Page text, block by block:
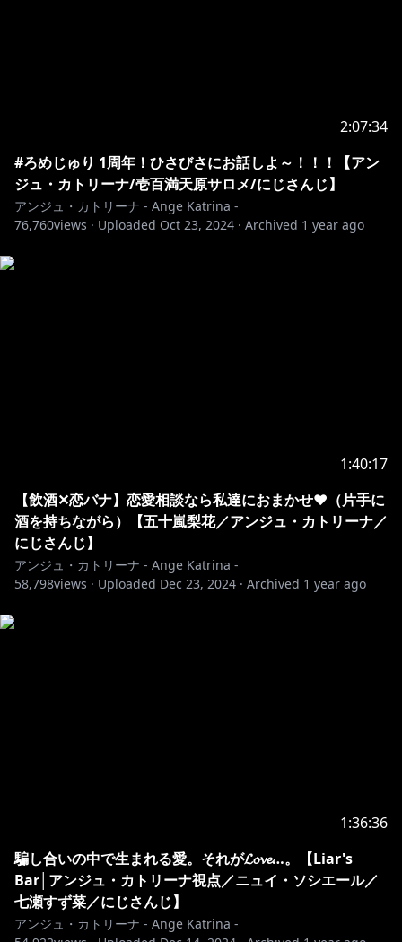
🎵初のソロオジリナル楽曲「Alche Miss Katrina」投稿
YouTube： https://youtu.be/Q8NjemtU-NI
各ストア：https://linkco.re/R2ntxeEe
https://twitter.com/tyokobanana
OP①Music：Ryo Lion 様
https://twitter.com/ryolion_music
OP②Illust：大川ぶくぶ 様
https://twitter.com/bkub_comic
⚖️￤メンバーシップについて
￣￣￣￣￣￣￣￣￣￣￣￣￣￣￣￣￣￣￣￣￣￣￣￣￣
￣￣￣￣￣￣￣￣
2:07:34
#ろめじゅり 1周年！ひさびさにお話しよ～！！！【アン
ジュ・カトリーナ/壱百満天原サロメ/にじさんじ】
アンジュ・カトリーナ - Ange Katrina -
76,760views · Uploaded Oct 23, 2024 · Archived 1 year ago
1:40:17
【飲酒✕恋バナ】恋愛相談なら私達におまかせ❤（片手に
酒を持ちながら）【五十嵐梨花／アンジュ・カトリーナ／
にじさんじ】
アンジュ・カトリーナ - Ange Katrina -
58,798views · Uploaded Dec 23, 2024 · Archived 1 year ago
1:36:36
騙し合いの中で生まれる愛。それが𝓛𝓸𝓿𝓮…。【Liar's
Bar│アンジュ・カトリーナ視点／ニュイ・ソシエール／
七瀬すず菜／にじさんじ】
アンジュ・カトリーナ - Ange Katrina -